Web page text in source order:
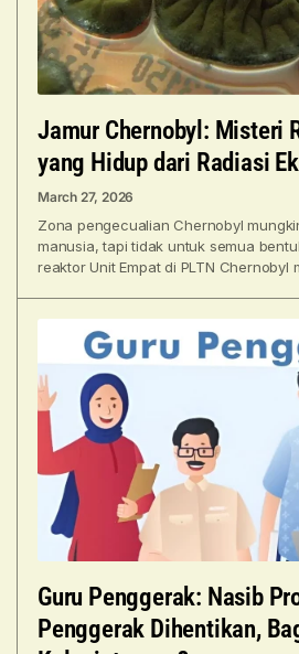
Jamur Chernobyl: Misteri
yang Hidup dari Radiasi
March 27, 2026
Zona pengecualian Chernobyl
manusia, tapi tidak untuk semua
reaktor Unit Empat di PLTN Chernobyl
Guru Penggerak: Nasib
Penggerak Dihentikan,